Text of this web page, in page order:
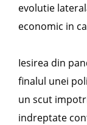
evolutie
economic in
Iesirea din
finalul unei
un scut
indreptate